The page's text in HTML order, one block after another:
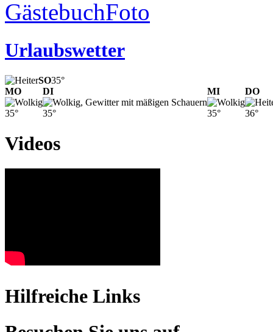
GästebuchFoto
Urlaubswetter
SO35°
MO
35°
DI
35°
MI
35°
DO
36°
Videos
Hilfreiche Links